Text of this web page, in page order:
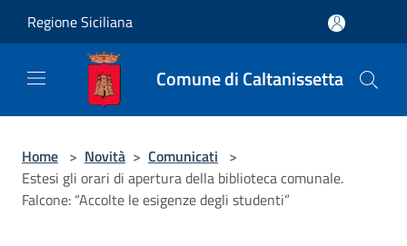
Regione Siciliana
Comune di Caltanissetta
Home > Novità > Comunicati >
Estesi gli orari di apertura della biblioteca comunale.
Falcone: “Accolte le esigenze degli studenti”